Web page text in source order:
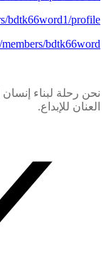
bdtk66word1/profile/
bdtk66word/
نحن رحلة لبناء
العنان للإبداع.